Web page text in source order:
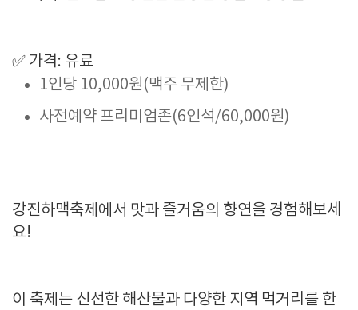
✅ 가격: 유료
1인당 10,000원(맥주 무제한)
사전예약 프리미엄존(6인석/60,000원)
강진하맥축제에서 맛과 즐거움의 향연을 경험해보세
요!
이 축제는 신선한 해산물과 다양한 지역 먹거리를 한